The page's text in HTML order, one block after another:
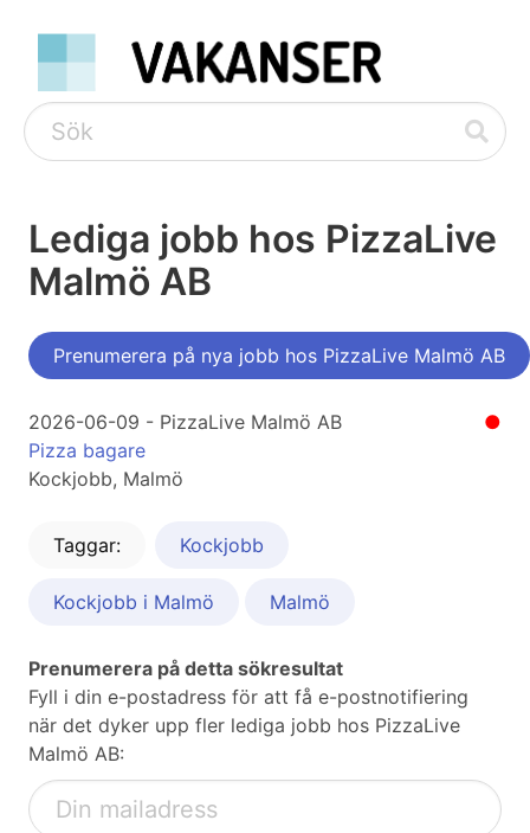
Lediga jobb hos PizzaLive
Malmö AB
Prenumerera på nya jobb hos PizzaLive Malmö AB
●
2026-06-09 - PizzaLive Malmö AB
Pizza bagare
Kockjobb, Malmö
Taggar: Kockjobb
Kockjobb i Malmö Malmö
Prenumerera på detta sökresultat
Fyll i din e-postadress för att få e-postnotifiering
när det dyker upp fler lediga jobb hos PizzaLive
Malmö AB: